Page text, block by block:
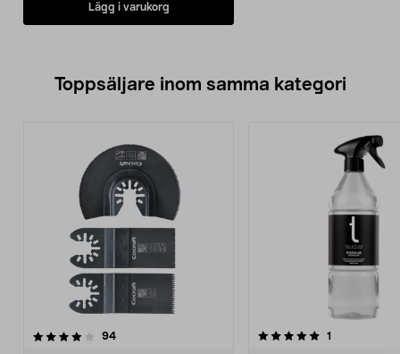
Lägg i varukorg
Toppsäljare inom samma kategori
94recensioner
5.0 av 5 stjärnor 1
4.0 av 5 stjärnor